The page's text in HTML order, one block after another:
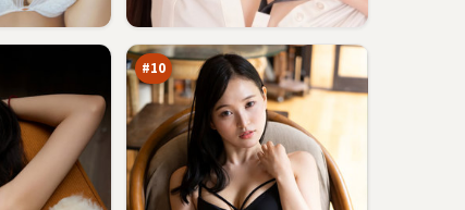
#10
踪
90
万